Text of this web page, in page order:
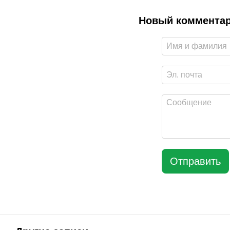
Новый
Отправить